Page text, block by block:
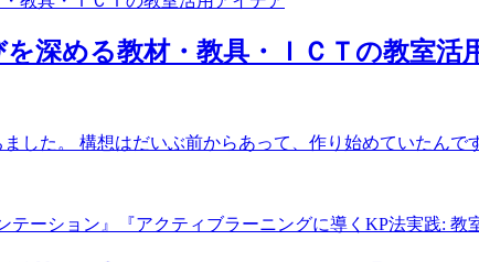
深める教材・教具・ＩＣＴの教室活
した。 構想はだいぶ前からあって、作り始めていたんで